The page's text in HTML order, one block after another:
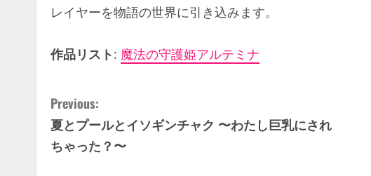
レイヤーを物語の世界に引き込みます。
作品リスト: 魔法の守護姫アルテミナ
C
o
Previous:
夏とプールとイソギンチャク 〜わたし巨乳にされ
ちゃった？〜